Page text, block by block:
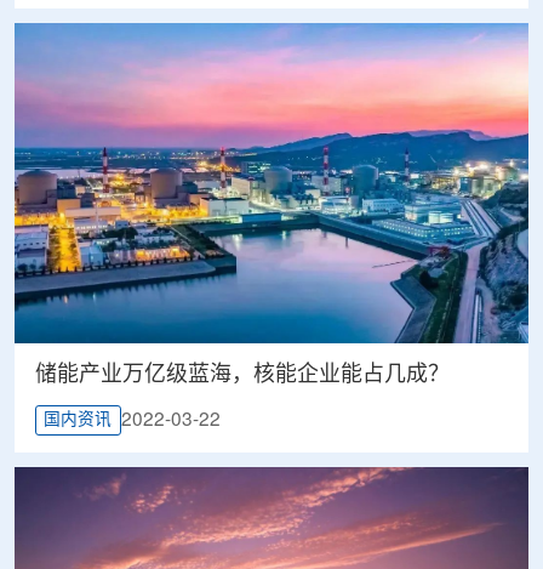
储能产业万亿级蓝海，核能企业能占几成？
国内资讯 2022-03-22